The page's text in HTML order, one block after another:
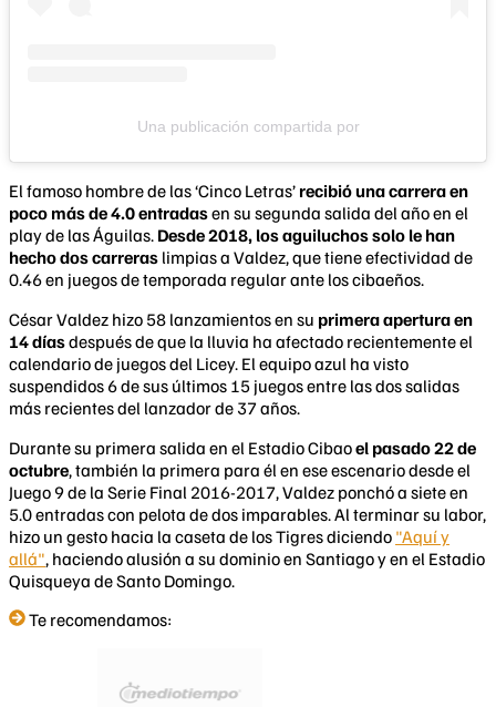
Una publicación compartida por
El famoso hombre de las ‘Cinco Letras’ recibió una carrera en
poco más de 4.0 entradasen su segunda salida del año en el
play de las Águilas. Desde 2018, los aguiluchos solo le han
hecho dos carreras limpias a Valdez, que tiene efectividad de
0.46 en juegos de temporada regular ante los cibaeños.
César Valdez hizo 58 lanzamientos en su primera apertura en
14 díasdespués de que la lluvia ha afectado recientemente el
calendario de juegos del Licey. El equipo azul ha visto
suspendidos 6 de sus últimos 15 juegos entre las dos salidas
más recientes del lanzador de 37 años.
Durante su primera salida en el Estadio Cibaoel pasado 22 de
octubre, también la primera para él en ese escenario desde el
Juego 9 de la Serie Final 2016-2017, Valdez ponchó a siete en
5.0 entradas con pelota de dos imparables. Al terminar su labor,
hizo un gesto hacia la caseta de los Tigres diciendo "Aquí y
allá", haciendo alusión a su dominio en Santiago y en el Estadio
Quisqueya de Santo Domingo.
Te recomendamos: